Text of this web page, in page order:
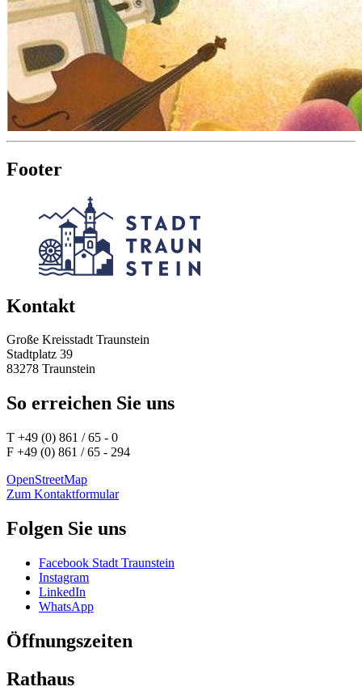
Footer
Kontakt
Große Kreisstadt Traunstein
Stadtplatz 39
83278 Traunstein
So erreichen Sie uns
T +49 (0) 861 / 65 - 0
F +49 (0) 861 / 65 - 294
OpenStreetMap
Zum Kontaktformular
Folgen Sie uns
Facebook Stadt Traunstein
Instagram
LinkedIn
WhatsApp
Öffnungszeiten
Rathaus